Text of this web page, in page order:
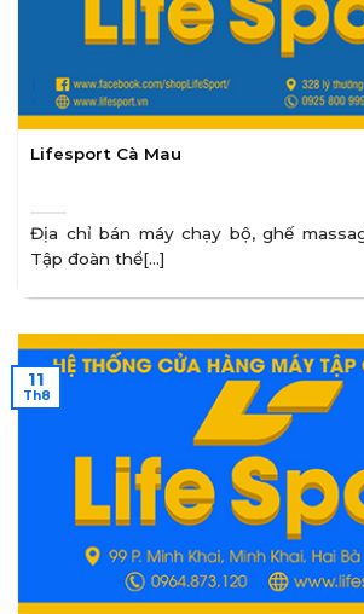
Lifesport Cà Mau
Địa chỉ bán máy chạy bộ, ghế
Tập đoàn thể[...]
11
Th8